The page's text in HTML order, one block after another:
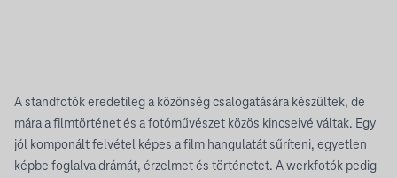
A standfotók eredetileg a közönség csalogatására készültek, de
mára a filmtörténet és a fotóművészet közös kincseivé váltak. Egy
jól komponált felvétel képes a film hangulatát sűríteni, egyetlen
képbe foglalva drámát, érzelmet és történetet. A werkfotók pedig